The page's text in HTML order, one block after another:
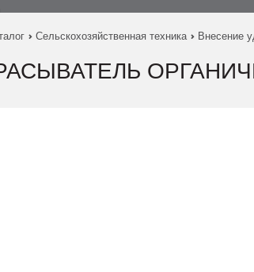
Сельскохозяйственная техника Внесение